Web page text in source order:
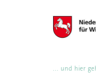
... und hier